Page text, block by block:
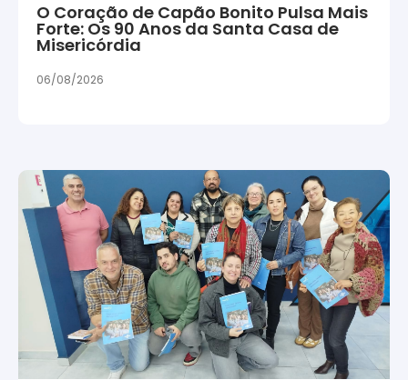
O Coração de Capão Bonito Pulsa Mais
Forte: Os 90 Anos da Santa Casa de
Misericórdia
06/08/2026